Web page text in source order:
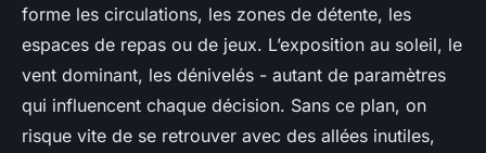
forme les circulations, les zones de détente, les
espaces de repas ou de jeux. L’exposition au soleil, le
vent dominant, les dénivelés - autant de paramètres
qui influencent chaque décision. Sans ce plan, on
risque vite de se retrouver avec des allées inutiles,